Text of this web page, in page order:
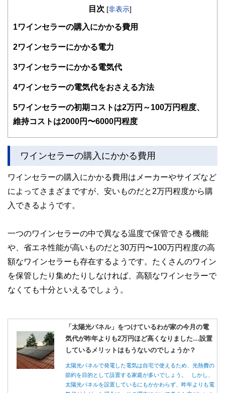
知識がない方でも理解できるようわかりやすく発信していま
得者を中心に「お金や暮らし」に関する書籍・雑誌の編集経
験者で構成され、企画立案から記事掲載まですべての工程に
護士、税理士、宅地建物取引士、相続診断士、住宅ローンア
士、行政書士、投資アナリスト、キャリアコンサルタントな
かしく感じられる年金や税金、相続、保険、ローンなどの話
執筆者・監修者による執筆体制を築くことで、内容のわかり
な情報発信を実現しています。
私たちは、快適でより良い生活のアイデアを提供するお金の
コンシェルジュを目指します。
目次 [非表示]
1 ワインセラーの購入にかかる費用
2ワインセラーにかかる電力
3ワインセラーにかかる電気代
4ワインセラーの電気代をおさえる方法
5ワインセラーの初期コストは2万円～100万円程度、
維持コストは2000円〜6000円程度
ワインセラーの購入にかかる費用
ワインセラーの購入にかかる費用はメーカーやサイズなど
によってさまざまですが、安いものだと2万円程度から購
入できるようです。
一つのワインセラーの中で異なる温度で保管できる機能
や、省エネ性能が高いものだと30万円〜100万円程度の高
額なワインセラーも存在するようです。たくさんのワイン
を保管したり集めたりしなければ、高額なワインセラーで
なくても十分といえるでしょう。
「太陽光パネル」をつけているわが家の今月の電
気代が昨年よりも2万円ほど高くなりました…設置
しているメリットはもうないのでしょうか？
太陽光パネルで発電した電気は自宅で使えるため、光熱費の
節約を目的として設置する家庭が多いでしょう。 しかし、
太陽光パネルを設置しているにもかかわらず、昨年よりも電